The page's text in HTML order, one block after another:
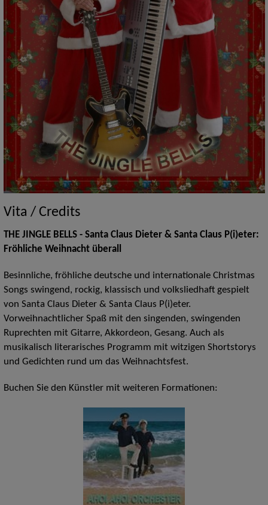
Vita / Credits
THE JINGLE BELLS - Santa Claus Dieter & Santa Claus P(i)eter:
Fröhliche Weihnacht überall
Besinnliche, fröhliche deutsche und internationale Christmas
Songs swingend, rockig, klassisch und volksliedhaft gespielt
von Santa Claus Dieter & Santa Claus P(i)eter.
Vorweihnachtlicher Spaß mit den singenden, swingenden
Ruprechten mit Gitarre, Akkordeon, Gesang. Auch als
musikalisch literarisches Programm mit witzigen Shortstorys
und Gedichten rund um das Weihnachtsfest.
Buchen Sie den Künstler mit weiteren Formationen: